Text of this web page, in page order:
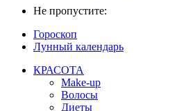
Не пропустите:
Гороскоп
Лунный календарь
КРАСОТА
Make-up
Волосы
Диеты